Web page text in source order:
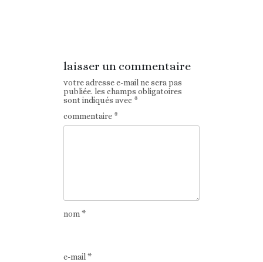
laisser un commentaire
votre adresse e-mail ne sera pas
publiée. les champs obligatoires
sont indiqués avec*
commentaire*
nom*
e-mail*